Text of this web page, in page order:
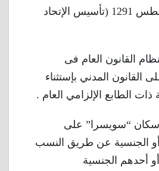
: 1 أغسطس 1291 (تأسيس الإتحاد
القانون العام فى
القانون المدني بإستثناء
ذات الطابع الإلزامي العام .
“سويسرا” على
أو الجنسية عن طريق النسب
أحدهم الجنسية